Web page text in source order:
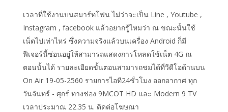
เวลาที่ใช้งานบนสมาร์ทโฟน ไม่ว่าจะเป็น Line , Youtube ,
Instagram , facebook แล้วอยากรู้ไหมว่า ณ ขณะนั้นใช้
เน็ตไปเท่าไหร่ ซึ่งความจริงแล้วบนเครื่อง Android ก็มี
ฟีเจอร์นี้ซ่อนอยู่ให้สามารถแสดงการโหลดใช้เน็ต 4G ณ
ตอนนั้นได้ รายละเอียดขั้นตอนสามารถชมได้ที่วีดีโอด้านบน
On Air 19-05-2560 รายการไอที24ชั่วโมง ออกอากาศ ทุก
วันจันทร์ - ศุกร์ ทางช่อง 9MCOT HD และ Modern 9 TV
เวลาประมาณ 22.35 น. ติดต่อโฆษณา